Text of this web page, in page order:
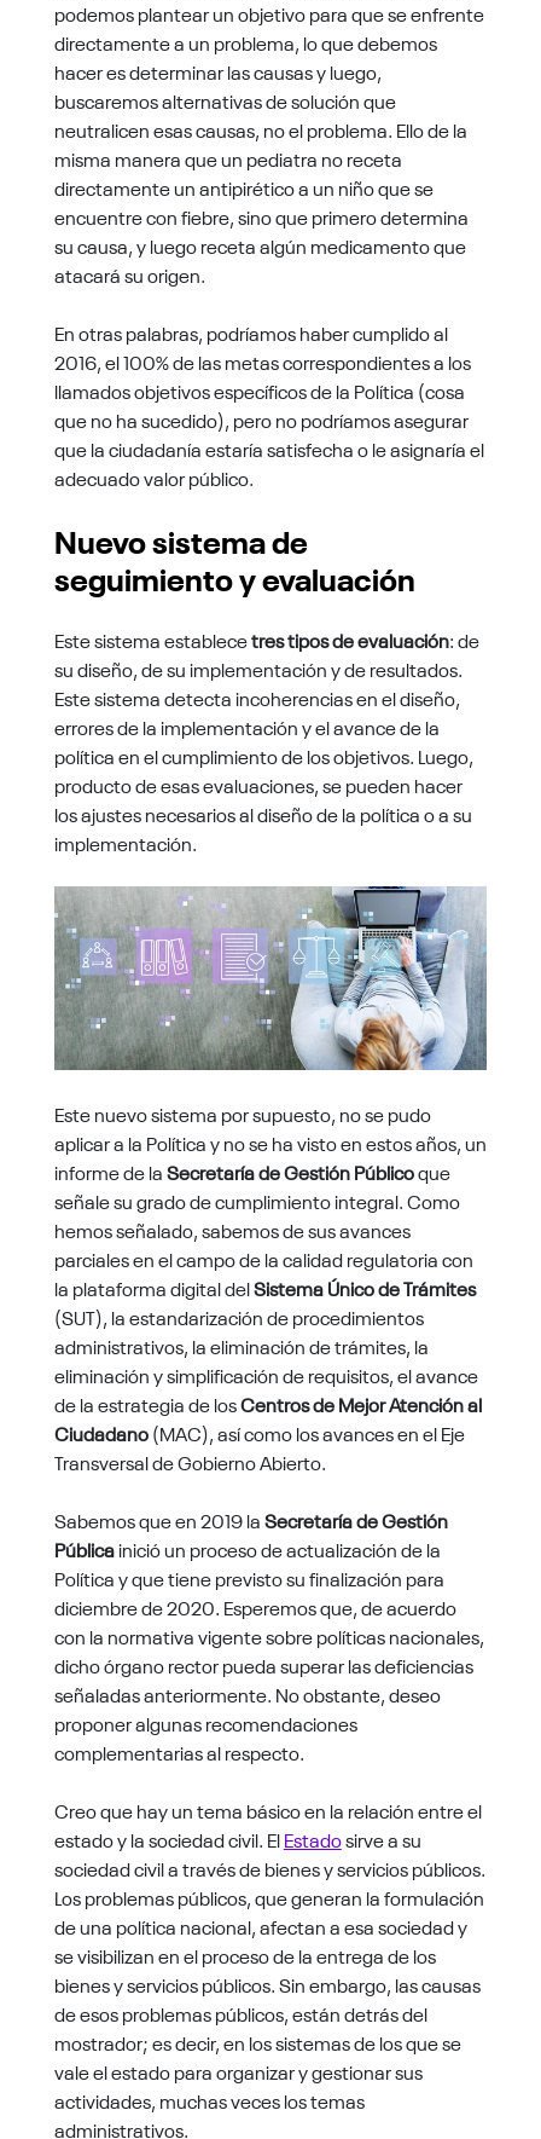
podemos plantear un objetivo para que se enfrente
directamente a un problema, lo que debemos
hacer es determinar las causas y luego,
buscaremos alternativas de solución que
neutralicen esas causas, no el problema. Ello de la
misma manera que un pediatra no receta
directamente un antipirético a un niño que se
encuentre con fiebre, sino que primero determina
su causa, y luego receta algún medicamento que
atacará su origen.
En otras palabras, podríamos haber cumplido al
2016, el 100% de las metas correspondientes a los
llamados objetivos específicos de la Política (cosa
que no ha sucedido), pero no podríamos asegurar
que la ciudadanía estaría satisfecha o le asignaría el
adecuado valor público.
Nuevo sistema de
seguimiento y evaluación
Este sistema establecetres tipos de evaluación: de
su diseño, de su implementación y de resultados.
Este sistema detecta incoherencias en el diseño,
errores de la implementación y el avance de la
política en el cumplimiento de los objetivos. Luego,
producto de esas evaluaciones, se pueden hacer
los ajustes necesarios al diseño de la política o a su
implementación.
Este nuevo sistema por supuesto, no se pudo
aplicar a la Política y no se ha visto en estos años, un
informe de laSecretaría de Gestión Públicoque
señale su grado de cumplimiento integral. Como
hemos señalado, sabemos de sus avances
parciales en el campo de la calidad regulatoria con
la plataforma digital delSistema Único de Trámites
(SUT), la estandarización de procedimientos
administrativos, la eliminación de trámites, la
eliminación y simplificación de requisitos, el avance
de la estrategia de losCentros de Mejor Atención al
Ciudadano(MAC), así como los avances en el Eje
Transversal de Gobierno Abierto.
Sabemos que en 2019 laSecretaría de Gestión
Públicainició un proceso de actualización de la
Política y que tiene previsto su finalización para
diciembre de 2020. Esperemos que, de acuerdo
con la normativa vigente sobre políticas nacionales,
dicho órgano rector pueda superar las deficiencias
señaladas anteriormente. No obstante, deseo
proponer algunas recomendaciones
complementarias al respecto.
Creo que hay un tema básico en la relación entre el
estado y la sociedad civil. ElEstadosirve a su
sociedad civil a través de bienes y servicios públicos.
Los problemas públicos, que generan la formulación
de una política nacional, afectan a esa sociedad y
se visibilizan en el proceso de la entrega de los
bienes y servicios públicos. Sin embargo, las causas
de esos problemas públicos, están detrás del
mostrador; es decir, en los sistemas de los que se
vale el estado para organizar y gestionar sus
actividades, muchas veces los temas
administrativos.